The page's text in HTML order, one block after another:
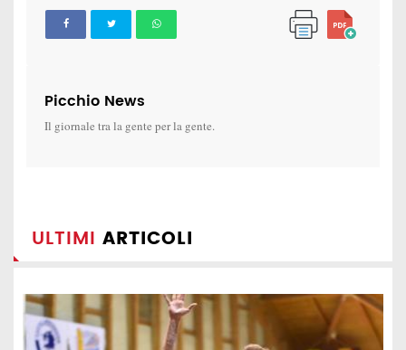
Picchio News
Il giornale tra la gente per la gente.
ULTIMI ARTICOLI